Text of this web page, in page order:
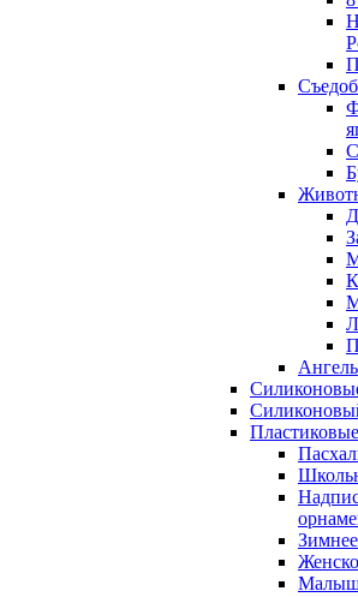
Пластиковые
Зимнее